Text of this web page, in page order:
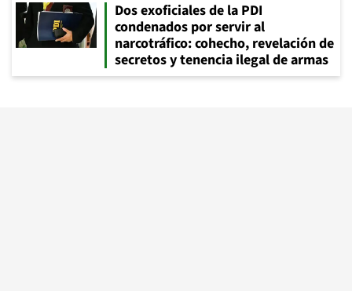
Dos exoficiales de la PDI
condenados por servir al
narcotráfico: cohecho, revelación de
secretos y tenencia ilegal de armas